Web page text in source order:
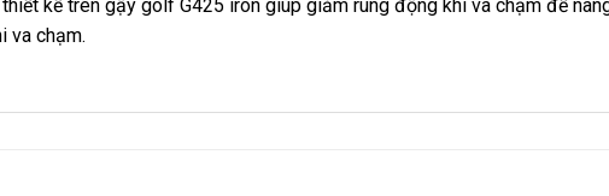
kế trên gậy golf G425 iron giúp giảm rung động khi va chạm để
va chạm.